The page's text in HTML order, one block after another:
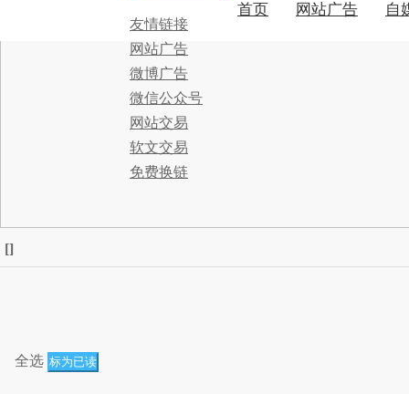
友情链接
网站广告
微博广告
微信公众号
网站交易
软文交易
免费换链
首页 网站广告 自
[]
全选 标为已读